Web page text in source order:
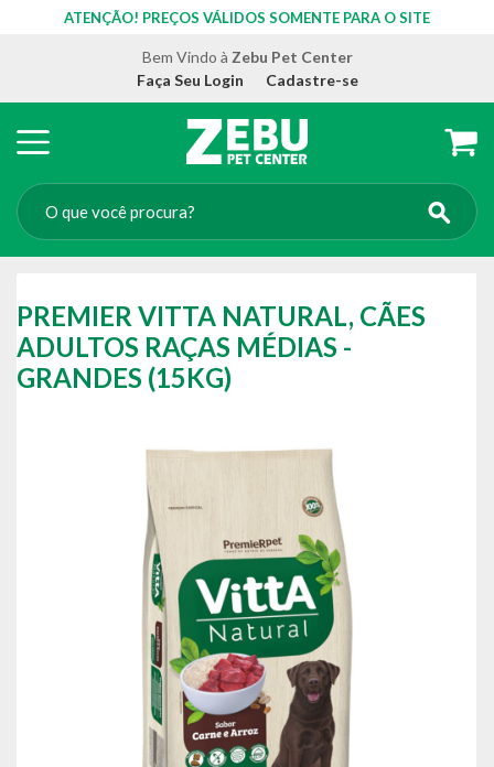
ATENÇÃO! PREÇOS VÁLIDOS SOMENTE PARA O SITE
Bem Vindo à Zebu Pet Center
Faça Seu Login
Cadastre-se
PREMIER VITTA NATURAL, CÃES
ADULTOS RAÇAS MÉDIAS -
GRANDES (15KG)